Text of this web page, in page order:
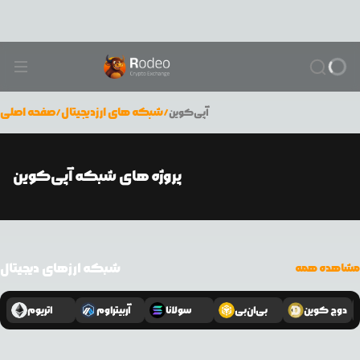
صفحه اصلی/شبکه های ارزدیجیتال/آپی‌کوین
پروژه های شبکه آپی‌کوین
شبکه ارزهای دیجیتال مشاهده همه
اتریوم آربیتراوم سولانا بی‌ان‌بی دوج کوین